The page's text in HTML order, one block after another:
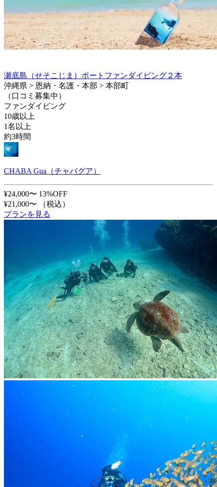
瀬底島（せそこじま）ボートファンダイビング２本
沖縄県 > 恩納・名護・本部 > 本部町
（口コミ募集中）
ファンダイビング
10歳以上
1名以上
約3時間
CHABA Gua（チャバグア）
¥24,000〜 13%OFF
¥21,000〜
（税込）
プランを見る